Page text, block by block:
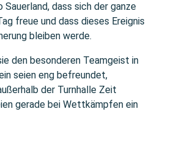
dass sich der ganze
freue und dass dieses Ereignis
bleiben werde.
den besonderen Teamgeist in
seien eng befreundet,
der Turnhalle Zeit
gerade bei Wettkämpfen ein